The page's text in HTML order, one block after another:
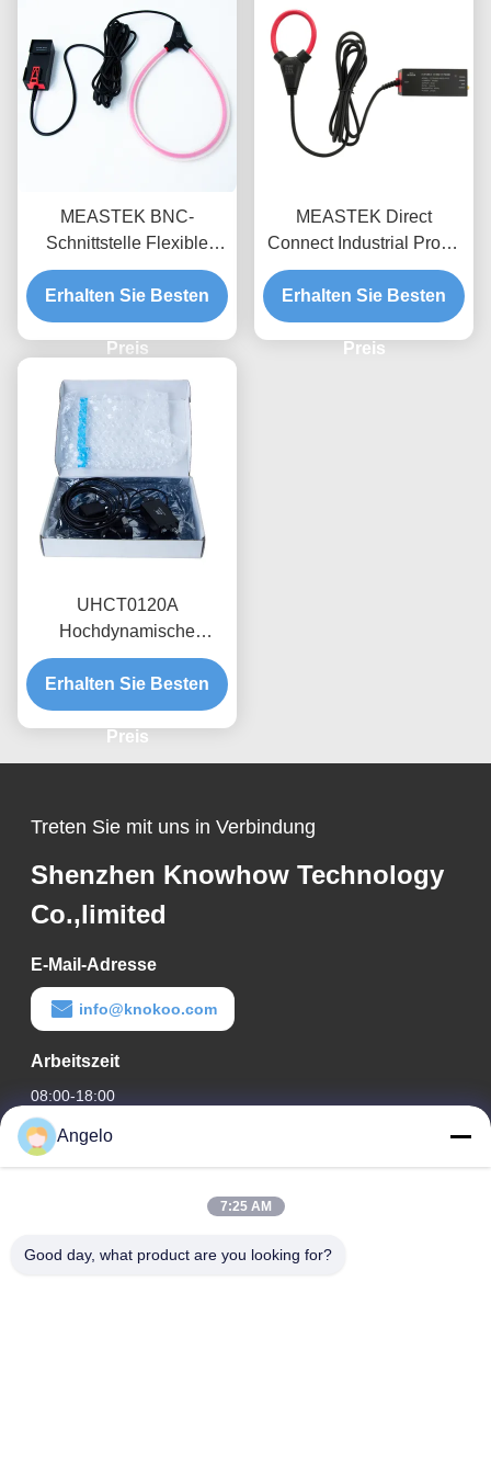
Sonde-Ring für
Halbleiterprüfung
MEASTEK BNC-
Schnittstelle Flexible
Stromprobe LCTB-Serie
Anpassungsfähige
Flexible Rogowski
Spulenprobe
Erhalten Sie Besten
Preis
MEASTEK Direct
Connect Industrial Probe
LCTD-Serie
Niedrigfrequenz-Flexible-
Strom-Sonde, globale
Anpassung der
Erhalten Sie Besten
Preis
UHCT0120A
Hochdynamische
Stromsonde 0,12 kA
Spitzenleistung 70%/ms
Dämpfung,
Interferenzschutz
Erhalten Sie Besten
Preis
Treten Sie mit uns in Verbindung
Shenzhen Knowhow Technology
Co.,limited
E-Mail-Adresse
info@knokoo.com
Arbeitszeit
08:00-18:00
Unsere Adresse
Zimmer 1508, Taojing Business Building, Minbao Road,
Guangdong
Angelo
7:25 AM
Good day, what product are you looking for?